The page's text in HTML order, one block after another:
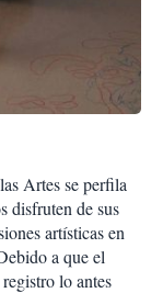
Artes se perfila
disfruten de sus
artísticas en
a que el
lo antes